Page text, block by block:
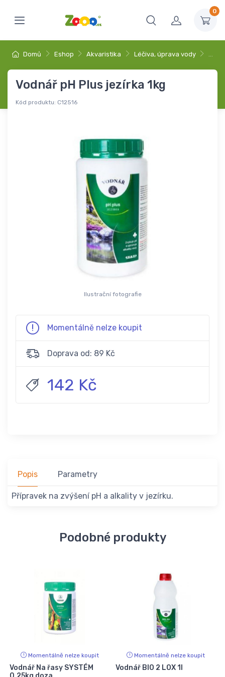
0
Domů Eshop Akvaristika Léčiva, úprava vody …
Vodnář pH Plus jezírka 1kg
Kód produktu: C12516
Ilustrační fotografie
Momentálně nelze koupit
Doprava od: 89 Kč
142 Kč
Popis Parametry
Přípravek na zvýšení pH a alkality v jezírku.
Podobné produkty
Momentálně nelze koupit
Vodnář Na řasy SYSTÉM
Momentálně nelze koupit
Vodnář BIO 2 LOX 1l